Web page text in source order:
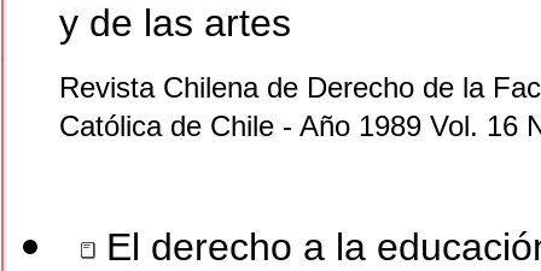
y de las artes
Revista Chilena de Derecho de la
Católica de Chile - Año 1989 Vol. 16
El derecho a la